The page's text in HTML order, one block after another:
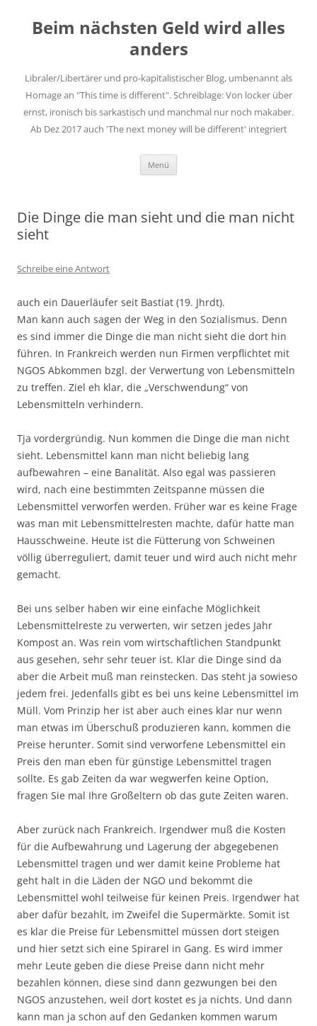
springen
Beim nächsten Geld wird alles
anders
Libraler/Libertärer und pro-kapitalistischer Blog, umbenannt als
Homage an "This time is different". Schreiblage: Von locker über
ernst, ironisch bis sarkastisch und manchmal nur noch makaber.
Ab Dez 2017 auch 'The next money will be different' integriert
Menü
Die Dinge die man sieht und die man nicht
sieht
Schreibe eine Antwort
auch ein Dauerläufer seit Bastiat (19. Jhrdt).
Man kann auch sagen der Weg in den Sozialismus. Denn
es sind immer die Dinge die man nicht sieht die dort hin
führen. In Frankreich werden nun Firmen verpflichtet mit
NGOS Abkommen bzgl. der Verwertung von Lebensmitteln
zu treffen. Ziel eh klar, die „Verschwendung“ von
Lebensmitteln verhindern.
Tja vordergründig. Nun kommen die Dinge die man nicht
sieht. Lebensmittel kann man nicht beliebig lang
aufbewahren – eine Banalität. Also egal was passieren
wird, nach eine bestimmten Zeitspanne müssen die
Lebensmittel verworfen werden. Früher war es keine Frage
was man mit Lebensmittelresten machte, dafür hatte man
Hausschweine. Heute ist die Fütterung von Schweinen
völlig überreguliert, damit teuer und wird auch nicht mehr
gemacht.
Bei uns selber haben wir eine einfache Möglichkeit
Lebensmittelreste zu verwerten, wir setzen jedes Jahr
Kompost an. Was rein vom wirtschaftlichen Standpunkt
aus gesehen, sehr sehr teuer ist. Klar die Dinge sind da
aber die Arbeit muß man reinstecken. Das steht ja sowieso
jedem frei. Jedenfalls gibt es bei uns keine Lebensmittel im
Müll. Vom Prinzip her ist aber auch eines klar nur wenn
man etwas im Überschuß produzieren kann, kommen die
Preise herunter. Somit sind verworfene Lebensmittel ein
Preis den man eben für günstige Lebensmittel tragen
sollte. Es gab Zeiten da war wegwerfen keine Option,
fragen Sie mal Ihre Großeltern ob das gute Zeiten waren.
Aber zurück nach Frankreich. Irgendwer muß die Kosten
für die Aufbewahrung und Lagerung der abgegebenen
Lebensmittel tragen und wer damit keine Probleme hat
geht halt in die Läden der NGO und bekommt die
Lebensmittel wohl teilweise für keinen Preis. Irgendwer hat
aber dafür bezahlt, im Zweifel die Supermärkte. Somit ist
es klar die Preise für Lebensmittel müssen dort steigen
und hier setzt sich eine Spirarel in Gang. Es wird immer
mehr Leute geben die diese Preise dann nicht mehr
bezahlen können, diese sind dann gezwungen bei den
NGOS anzustehen, weil dort kostet es ja nichts. Und dann
kann man ja schon auf den Gedanken kommen warum